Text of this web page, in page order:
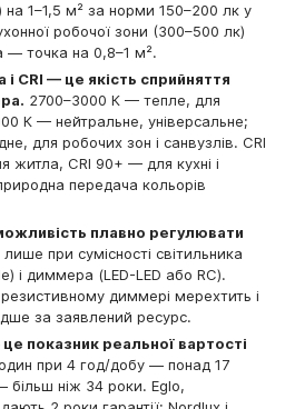
1–1,5 м² за норми 150–200 лк у
робочої зони (300–500 лк)
— точка на 0,8–1 м².
CRI — це якість сприйняття
2700–3000 К — тепле, для
К — нейтральне, універсальне;
для робочих зон і санвузлів. CRI
житла, CRI 90+ — для кухні і
передача кольорів
плавно регулювати
при сумісності світильника
і диммера (LED-LED або RC).
диммері мерехтить і
за заявлений ресурс.
показник реальної вартості
при 4 год/добу — понад 17
більш ніж 34 роки. Eglo,